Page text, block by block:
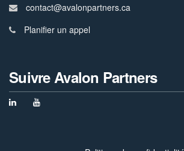
contact@avalonpartners.ca
Planifier un appel
Suivre Avalon Partners